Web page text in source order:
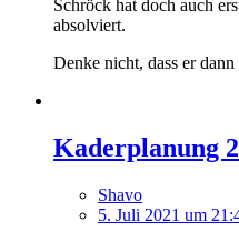
Schröck hat doch auch
absolviert.
Denke nicht, dass er
Kaderplanung
Shavo
5. Juli 2021 um